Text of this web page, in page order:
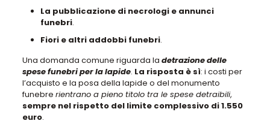
La pubblicazione di necrologi e annunci
funebri.
Fiori e altri addobbi funebri.
Una domanda comune riguarda la detrazione delle
spese funebri per la lapide. La risposta è sì: i costi per
l’acquisto e la posa della lapide o del monumento
funebre rientrano a pieno titolo tra le spese detraibili,
sempre nel rispetto del limite complessivo di 1.550
euro.